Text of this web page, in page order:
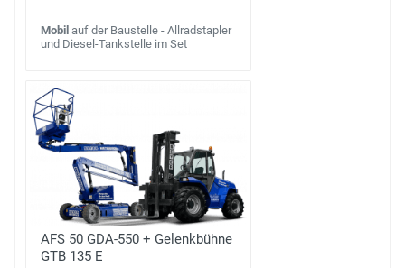
Mobil auf der Baustelle - Allradstapler
und Diesel-Tankstelle im Set
AFS 50 GDA-550 + Gelenkbühne
GTB 135 E